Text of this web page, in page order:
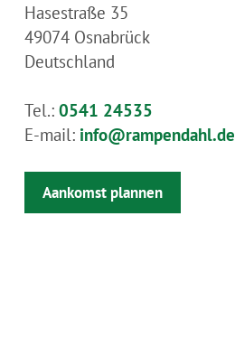
Hasestraße 35
49074 Osnabrück
Deutschland
Tel.: 0541 24535
E-mail: info@rampendahl.de
Aankomst plannen